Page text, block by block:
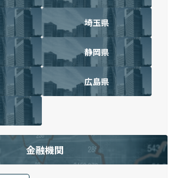
埼玉県
静岡県
広島県
金融機関